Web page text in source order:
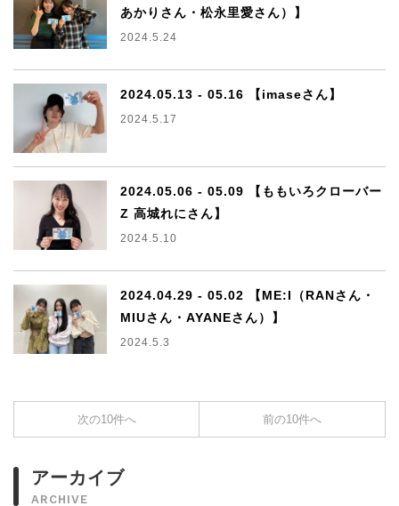
あかりさん・松永里愛さん）】
2024.5.24
2024.05.13 - 05.16 【imaseさん】
2024.5.17
2024.05.06 - 05.09 【ももいろクローバー
Z 高城れにさん】
2024.5.10
2024.04.29 - 05.02 【ME:I（RANさん・
MIUさん・AYANEさん）】
2024.5.3
次の10件へ 前の10件へ
アーカイブ
ARCHIVE